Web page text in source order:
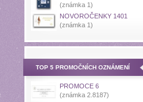
(známka 1)
NOVOROČENKY 1401
(známka 1)
TOP 5 PROMOČNÍCH OZNÁMENÍ
PROMOCE 6
(známka 2.8187)